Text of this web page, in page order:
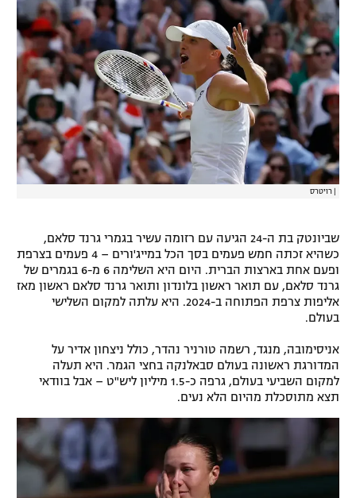
תגיות
המגזין
רויטרס
שביונטק בת ה-24 הגיעה עם רזומה עשיר בגמרי גרנד סלאם,
כשהיא זכתה חמש פעמים בסך הכל במייג'ורים – 4 פעמים בצרפת
ופעם אחת בארצות הברית. היום היא השלימה 6 מ-6 בגמרים של
גרנד סלאם, עם תואר ראשון בלונדון ותואר גרנד סלאם ראשון מאז
אליפות צרפת הפתוחה ב-2024. היא עלתה למקום השלישי
בעולם.
אניסימובה, מנגד, רשמה טורניר נהדר, כולל ניצחון אדיר על
המדורגת ראשונה בעולם סבאלנקה בחצי הגמר. היא תעלה
למקום השביעי בעולם, גרפה כ-1.5 מיליון ליש"ט – אבל בוודאי
תצא מתוסכלת מהיום הלא נעים.